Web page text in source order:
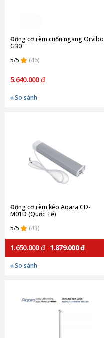
Động cơ rèm cuốn ngang Orvibo
G30
5/5
(46)
5.640.000 ₫
So sánh
Động cơ rèm kéo Aqara CD-
M01D (Quốc Tế)
5/5
(43)
1.650.000 ₫ 1.879.000 ₫
So sánh